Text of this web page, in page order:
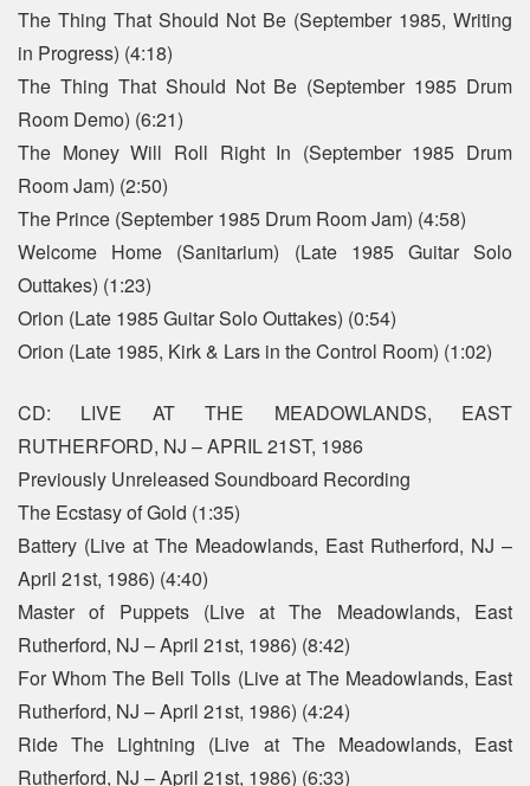
The Thing That Should Not Be (September 1985, Writing
in Progress) (4:18)
The Thing That Should Not Be (September 1985 Drum
Room Demo) (6:21)
The Money Will Roll Right In (September 1985 Drum
Room Jam) (2:50)
The Prince (September 1985 Drum Room Jam) (4:58)
Welcome Home (Sanitarium) (Late 1985 Guitar Solo
Outtakes) (1:23)
Orion (Late 1985 Guitar Solo Outtakes) (0:54)
Orion (Late 1985, Kirk & Lars in the Control Room) (1:02)
CD: LIVE AT THE MEADOWLANDS, EAST
RUTHERFORD, NJ – APRIL 21ST, 1986
Previously Unreleased Soundboard Recording
The Ecstasy of Gold (1:35)
Battery (Live at The Meadowlands, East Rutherford, NJ –
April 21st, 1986) (4:40)
Master of Puppets (Live at The Meadowlands, East
Rutherford, NJ – April 21st, 1986) (8:42)
For Whom The Bell Tolls (Live at The Meadowlands, East
Rutherford, NJ – April 21st, 1986) (4:24)
Ride The Lightning (Live at The Meadowlands, East
Rutherford, NJ – April 21st, 1986) (6:33)